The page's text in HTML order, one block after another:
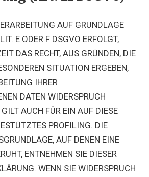
AUF GRUNDLAGE
E ODER F DSGVO ERFOLGT,
DAS RECHT, AUS GRÜNDEN, DIE
SITUATION ERGEBEN,
IHRER
DATEN WIDERSPRUCH
AUCH FÜR EIN AUF DIESE
PROFILING. DIE
AUF DENEN EINE
ENTNEHMEN SIE DIESER
WENN SIE WIDERSPRUCH